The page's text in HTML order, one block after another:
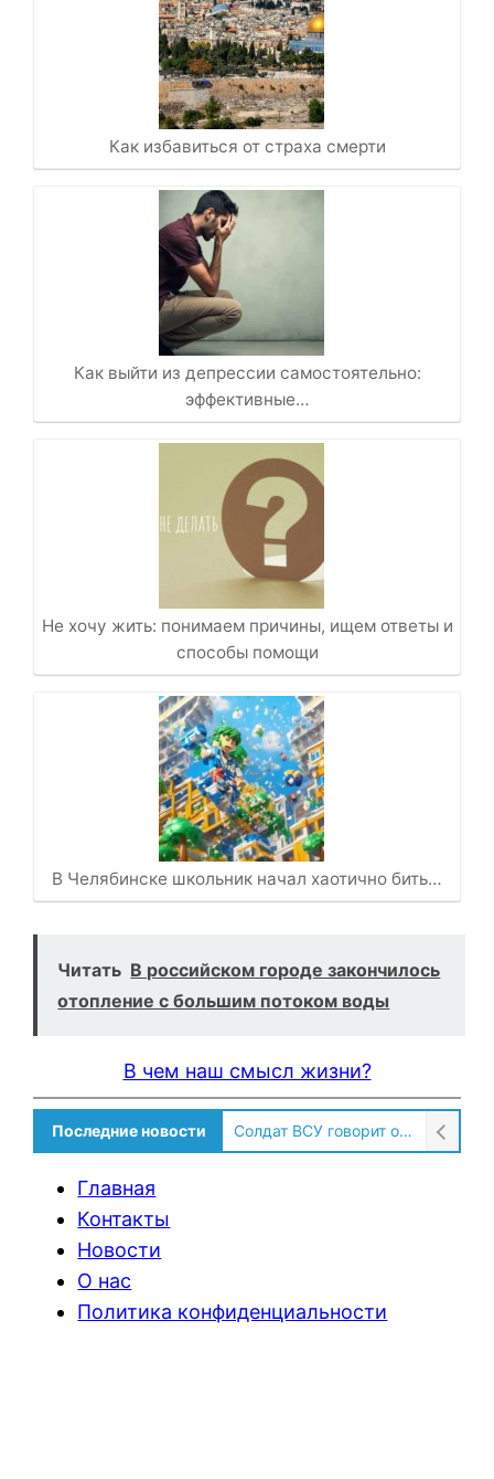
Как избавиться от страха смерти
Как выйти из депрессии самостоятельно:
эффективные…
Не хочу жить: понимаем причины, ищем ответы и
способы помощи
В Челябинске школьник начал хаотично бить…
Читать В российском городе закончилось
отопление с большим потоком воды
В чем наш смысл жизни?
Последние новости Солдат ВСУ говорит о том, чтобы продавали топливо для ремонта техники в Угледаре
Главная
Контакты
Новости
О нас
Политика конфиденциальности